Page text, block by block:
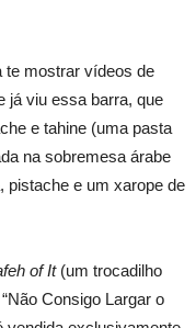
te mostrar vídeos de
já viu essa barra, que
e tahine (uma pasta
na sobremesa árabe
pistache e um xarope de
of It(um trocadilho
Consigo Largar o